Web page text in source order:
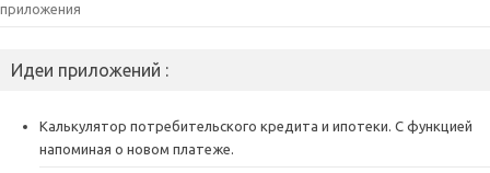
приложения
Идеи приложений :
Калькулятор потребительского кредита и ипотеки. С функцией
напоминая о новом платеже.